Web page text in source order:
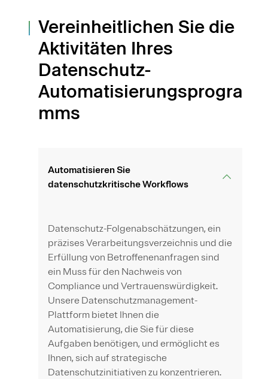
Vereinheitlichen Sie die
Aktivitäten Ihres
Datenschutz-
Automatisierungsprogra
mms
Automatisieren Sie
datenschutzkritische Workflows
Datenschutz-Folgenabschätzungen, ein
präzises Verarbeitungsverzeichnis und die
Erfüllung von Betroffenenanfragen sind
ein Muss für den Nachweis von
Compliance und Vertrauenswürdigkeit.
Unsere Datenschutzmanagement-
Plattform bietet Ihnen die
Automatisierung, die Sie für diese
Aufgaben benötigen, und ermöglicht es
Ihnen, sich auf strategische
Datenschutzinitiativen zu konzentrieren.